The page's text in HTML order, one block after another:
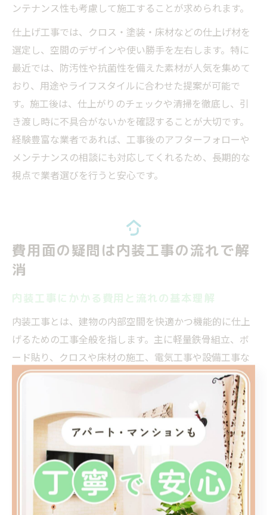
ンテナンス性も考慮して施工することが求められます。
仕上げ工事では、クロス・塗装・床材などの仕上げ材を
選定し、空間のデザインや使い勝手を左右します。特に
最近では、防汚性や抗菌性を備えた素材が人気を集めて
おり、用途やライフスタイルに合わせた提案が可能で
す。施工後は、仕上がりのチェックや清掃を徹底し、引
き渡し時に不具合がないかを確認することが大切です。
経験豊富な業者であれば、工事後のアフターフォローや
メンテナンスの相談にも対応してくれるため、長期的な
視点で業者選びを行うと安心です。
費用面の疑問は内装工事の流れで解
消
内装工事にかかる費用と流れの基本理解
内装工事とは、建物の内部空間を快適かつ機能的に仕上
げるための工事全般を指します。主に軽量鉄骨組立、ボ
ード貼り、クロスや床材の施工、電気工事や設備工事な
どが含まれ、工事範囲は目的や建物の用途によって異な
例えば、店舗やオフィスの新規オープン時には、レイア
ウト設計から各種仕上げ工事まで一貫して行われるケー
スが多いです。内装工事の流れは、現地調査→レイアウ
トやデザインの打ち合わせ→見積もり提出→契約→着工
→完成・引き渡しと進みます。